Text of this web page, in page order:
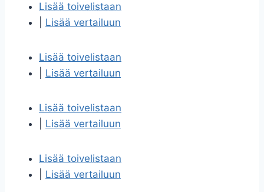
Lisää toivelistaan
Lisää vertailuun
Lisää toivelistaan
Lisää vertailuun
Lisää toivelistaan
Lisää vertailuun
Lisää toivelistaan
Lisää vertailuun